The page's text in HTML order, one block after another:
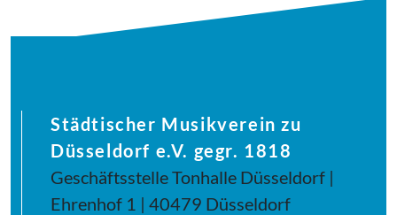
Städtischer Musikverein zu
Düsseldorf e.V. gegr. 1818
Geschäftsstelle Tonhalle Düsseldorf |
Ehrenhof 1 | 40479 Düsseldorf